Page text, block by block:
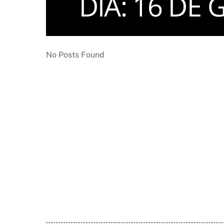
No Posts Found